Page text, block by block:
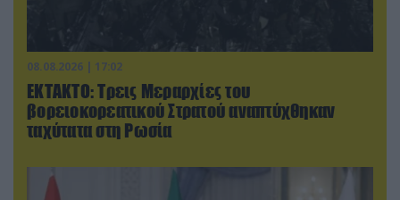
08.08.2026 | 17:02
ΕΚΤΑΚΤΟ: Τρεις Μεραρχίες του
βορειοκορεατικού Στρατού αναπτύχθηκαν
ταχύτατα στη Ρωσία